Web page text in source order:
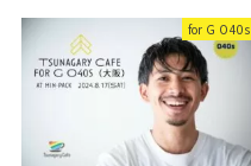
for G O40s